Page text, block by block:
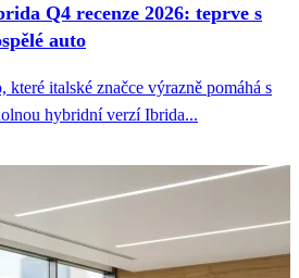
Q4 recenze 2026: teprve s
auto
italské značce výrazně pomáhá s
hybridní verzí Ibrida...